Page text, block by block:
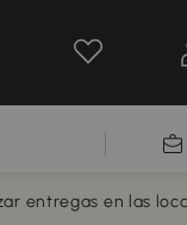
entregas en las